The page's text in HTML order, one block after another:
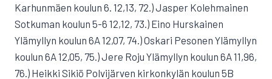
Karhunmäen koulun 6. 12,13, 72.) Jasper Kolehmainen
Sotkuman koulun 5-6 12,12, 73.) Eino Hurskainen
Ylämyllyn koulun 6A 12,07, 74.) Oskari Pesonen Ylämyllyn
koulun 6A 12,05, 75.) Jere Roju Ylämyllyn koulun 6A 11,96,
76.) Heikki Sikiö Polvijärven kirkonkylän koulun 5B